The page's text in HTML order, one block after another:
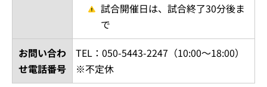
試合開催日は、試合終了30分後ま
で
お問い合わ
せ電話番号
TEL：050-5443-2247（10:00～18:00）
※不定休